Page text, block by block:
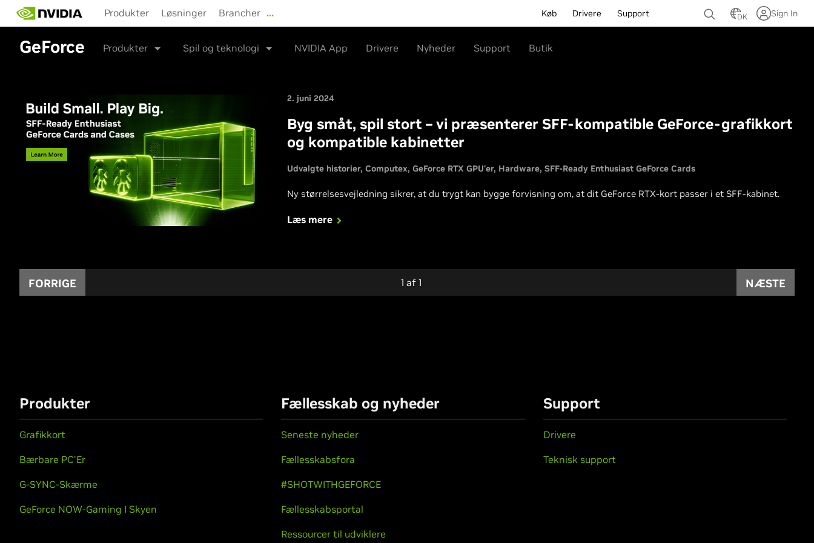
main
content
Produkter Løsninger Brancher … Køb Drivere Support DK Sign In
GeForce Produkter Spil og teknologi NVIDIA App Drivere Nyheder Support Butik
2. juni 2024
Byg småt, spil stort – vi præsenterer SFF-kompatible GeForce-grafikkort
og kompatible kabinetter
Udvalgte historier Computex GeForce RTX GPU'er Hardware SFF-Ready Enthusiast GeForce Cards
Ny størrelsesvejledning sikrer, at du trygt kan bygge forvisning om, at dit GeForce RTX-kort passer i et SFF-kabinet.
Læs mere
FORRIGE 1 af 1 NÆSTE
Produkter
Grafikkort
Bærbare PC'Er
G-SYNC-Skærme
GeForce NOW-Gaming I Skyen
Fællesskab og nyheder
Seneste nyheder
Fællesskabsfora
#SHOTWITHGEFORCE
Fællesskabsportal
Ressourcer til udviklere
Support
Drivere
Teknisk support